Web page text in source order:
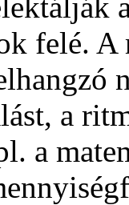
felé.
a
a